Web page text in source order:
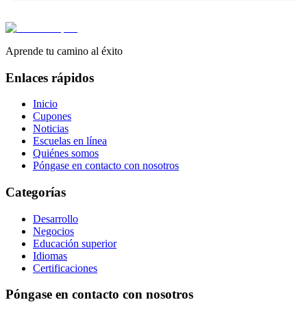
Aprende tu camino al éxito
Enlaces rápidos
Inicio
Cupones
Noticias
Escuelas en línea
Quiénes somos
Póngase en contacto con nosotros
Categorías
Desarrollo
Negocios
Educación superior
Idiomas
Certificaciones
Póngase en contacto con nosotros